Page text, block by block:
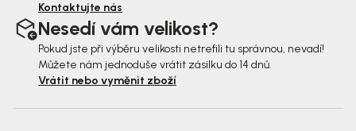
Kontaktujte nás
Nesedí vám velikost?
Pokud jste při výběru velikosti netrefili tu správnou, nevadí!
Můžete nám jednoduše vrátit zásilku do 14 dnů.
Vrátit nebo vyměnit zboží